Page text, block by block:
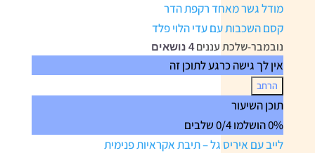
מודל גשר מאחד רקפת הדר
קסם השכבות עם עדי הלוי פלד
נובמבר-שלכת עננים4 נושאים
אין לך גישה כרגע לתוכן זה
הרחב
נובמבר-שלכת
עננים
תוכן השיעור
0% הושלמו
0/4 שלבים
לייב עם איריס גל – תיבת אקראיות פנימית